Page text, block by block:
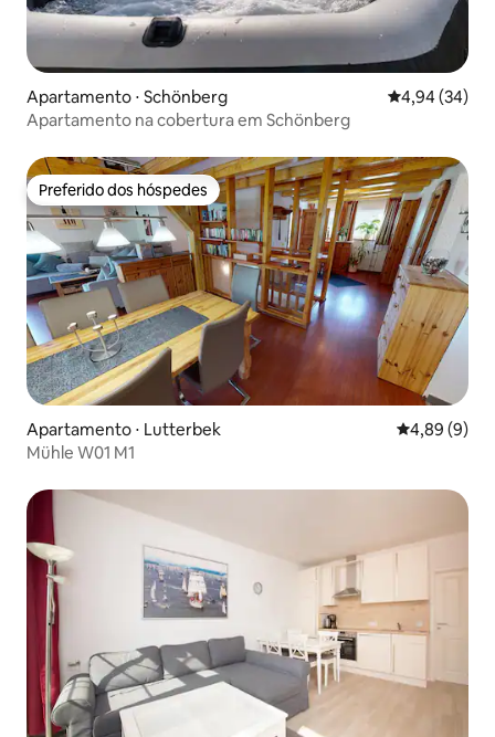
Apartamento ⋅ Schönberg 4,94 de uma
4,94 (34)
Apartamento na cobertura em Schönberg
Preferido dos hóspedes
Preferido dos hóspedes
Apartamento ⋅ Lutterbek 4,89 de uma
4,89 (9)
Mühle W01 M1